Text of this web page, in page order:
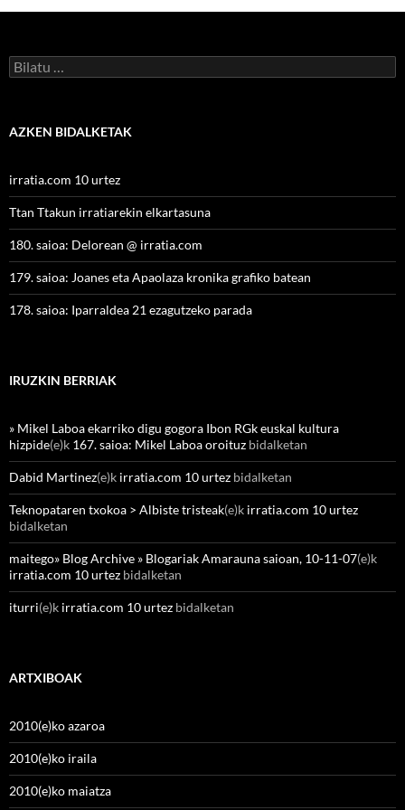
Bilatu:
AZKEN BIDALKETAK
irratia.com 10 urtez
Ttan Ttakun irratiarekin elkartasuna
180. saioa: Delorean @ irratia.com
179. saioa: Joanes eta Apaolaza kronika grafiko batean
178. saioa: Iparraldea 21 ezagutzeko parada
IRUZKIN BERRIAK
» Mikel Laboa ekarriko digu gogora Ibon RGk euskal kultura
hizpide(e)k 167. saioa: Mikel Laboa oroituz bidalketan
Dabid Martinez(e)k irratia.com 10 urtez bidalketan
Teknopataren txokoa > Albiste tristeak(e)k irratia.com 10 urtez
bidalketan
maitego» Blog Archive » Blogariak Amarauna saioan, 10-11-07(e)k
irratia.com 10 urtez bidalketan
iturri(e)k irratia.com 10 urtez bidalketan
ARTXIBOAK
2010(e)ko azaroa
2010(e)ko iraila
2010(e)ko maiatza